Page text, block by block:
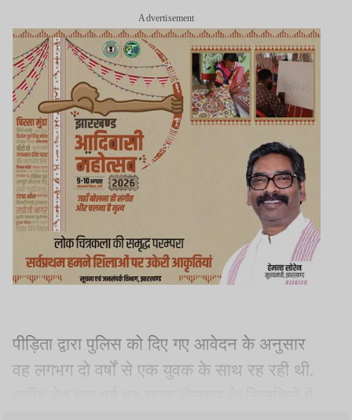
Advertisement
पीड़िता द्वारा पुलिस को दिए गए आवेदन के अनुसार
वह लगभग दो वर्षों से एक युवक के साथ रह रही थी.